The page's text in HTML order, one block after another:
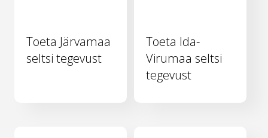
Toeta Järvamaa
seltsi tegevust
Toeta Ida-
Virumaa seltsi
tegevust